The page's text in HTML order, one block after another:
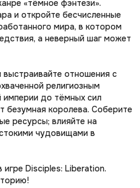
«тёмное фэнтези».
и откройте бесчисленные
мира, в котором
а неверный шаг может
отношения с
религиозным
империи до тёмных сил
безумная королева. Соберите
ресурсы; влияйте на
чудовищами в
Disciples: Liberation.